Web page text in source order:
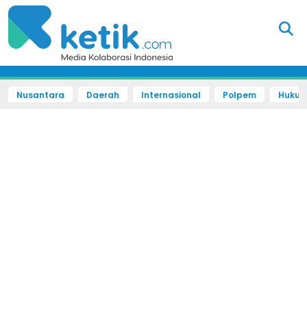
Nusantara Daerah Internasional Polpem